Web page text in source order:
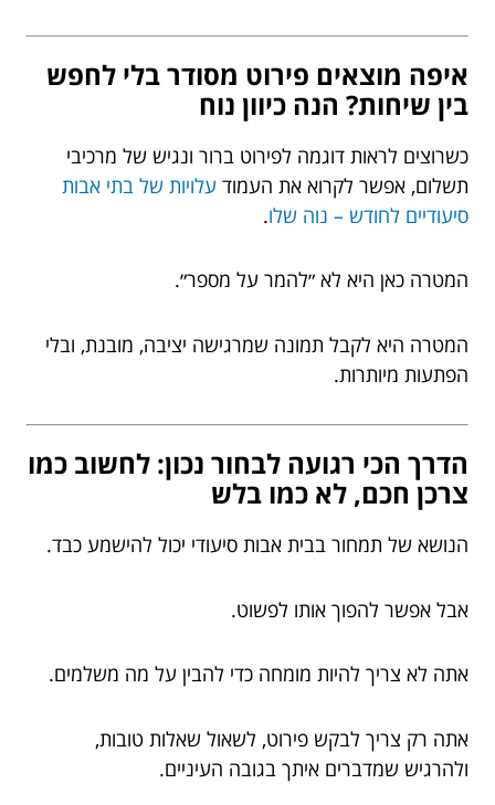
איפה מוצאים פירוט מסודר בלי לחפש
בין שיחות? הנה כיוון נוח
כשרוצים לראות דוגמה לפירוט ברור ונגיש של מרכיבי
תשלום, אפשר לקרוא את העמוד עלויות של בתי אבות
סיעודיים לחודש – נוה שלו.
המטרה כאן היא לא ״להמר על מספר״.
המטרה היא לקבל תמונה שמרגישה יציבה, מובנת, ובלי
הפתעות מיותרות.
הדרך הכי רגועה לבחור נכון: לחשוב כמו
צרכן חכם, לא כמו בלש
הנושא של תמחור בבית אבות סיעודי יכול להישמע כבד.
אבל אפשר להפוך אותו לפשוט.
אתה לא צריך להיות מומחה כדי להבין על מה משלמים.
אתה רק צריך לבקש פירוט, לשאול שאלות טובות,
ולהרגיש שמדברים איתך בגובה העיניים.